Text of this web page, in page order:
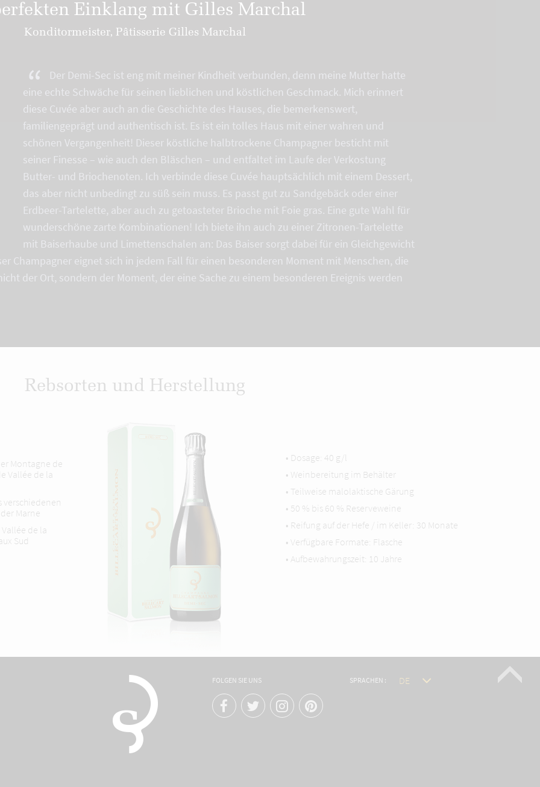
Einklang mit Gilles Marchal
Konditormeister, Pâtisserie Gilles Marchal
“
Der Demi-Sec ist eng mit meiner Kindheit verbunden, denn meine Mutter hatte
eine echte Schwäche für seinen lieblichen und köstlichen Geschmack. Mich erinnert
diese Cuvée aber auch an die Geschichte des Hauses, die bemerkenswert,
familiengeprägt und authentisch ist. Es ist ein tolles Haus mit einer wahren und
schönen Vergangenheit! Dieser köstliche halbtrockene Champagner besticht mit
seiner Finesse – wie auch den Bläschen – und entfaltet im Laufe der Verkostung
Butter- und Briochenoten. Ich verbinde diese Cuvée hauptsächlich mit einem Dessert,
das aber nicht unbedingt zu süß sein muss. Es passt gut zu Sandgebäck oder einer
Erdbeer-Tartelette, aber auch zu getoasteter Brioche mit Foie gras. Eine gute Wahl für
wunderschöne zarte Kombinationen! Ich biete ihn auch zu einer Zitronen-Tartelette
mit Baiserhaube und Limettenschalen an: Das Baiser sorgt dabei für ein Gleichgewicht
Champagner eignet sich in jedem Fall für einen besonderen Moment mit Menschen, die
der Ort, sondern der Moment, der eine Sache zu einem besonderen Ereignis werden
Rebsorten und Herstellung
Montagne de
Vallée de la
verschiedenen
Marne
de la
Sud
• Dosage: 40 g/l
• Weinbereitung im Behälter
• Teilweise malolaktische Gärung
• 50 % bis 60 % Reserveweine
• Reifung auf der Hefe / im Keller: 30 Monate
• Verfügbare Formate: Flasche
• Aufbewahrungszeit: 10 Jahre
FOLGEN SIE UNS SPRACHEN :